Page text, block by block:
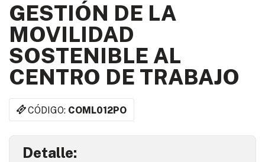
GESTIÓN DE LA
MOVILIDAD
SOSTENIBLE AL
CENTRO DE TRABAJO
CÓDIGO: COML012PO
Detalle: